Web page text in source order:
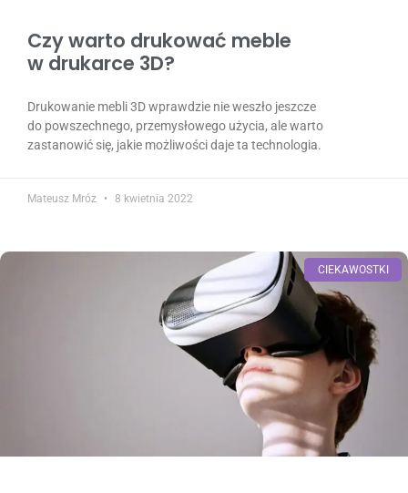
Czy warto drukować meble
w drukarce 3D?
Drukowanie mebli 3D wprawdzie nie weszło jeszcze
do powszechnego, przemysłowego użycia, ale warto
zastanowić się, jakie możliwości daje ta technologia.
Mateusz Mróz 8 kwietnia 2022
CIEKAWOSTKI